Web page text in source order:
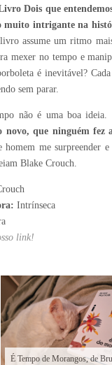
Dois que
muito intrigante na
assume um ritmo
mexer no tempo e
é inevitável?
sem parar.
não é uma boa ideia.
que ninguém fez
homem me surpreender
Blake Crouch.
Intrínseca
link!
É Tempo de Morangos, de